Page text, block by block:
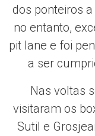
dos ponteiros
no entanto,
pit lane e foi
a ser
Nas voltas
visitaram os
Sutil e